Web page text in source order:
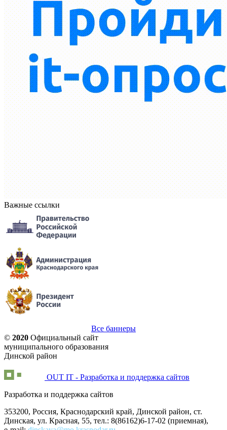
Важные ссылки
Все баннеры
© 2020 Официальный сайт
муниципального образования
Динской район
OUT IT - Разработка и поддержка сайтов
Разработка и поддержка сайтов
353200, Россия, Краснодарский край, Динской район, ст.
Динская, ул. Красная, 55, тел.: 8(86162)6-17-02 (приемная),